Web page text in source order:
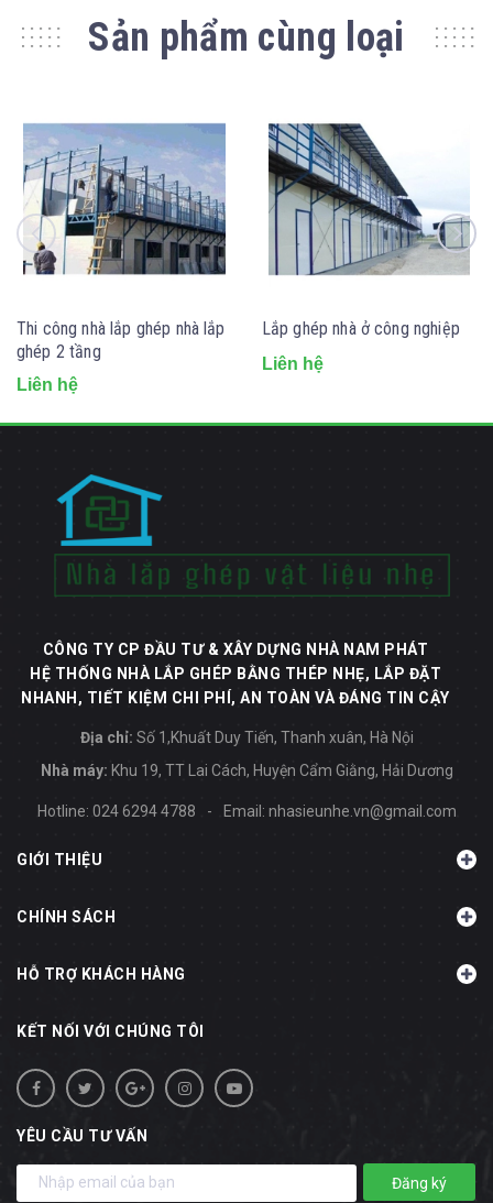
Sản phẩm cùng loại
Thi công nhà lắp ghép nhà lắp
ghép 2 tầng
Liên hệ
Lắp ghép nhà ở công nghiệp
Liên hệ
CÔNG TY CP ĐẦU TƯ & XÂY DỰNG NHÀ NAM PHÁT
HỆ THỐNG NHÀ LẮP GHÉP BẰNG THÉP NHẸ, LẮP ĐẶT
NHANH, TIẾT KIỆM CHI PHÍ, AN TOÀN VÀ ĐÁNG TIN CẬY
Địa chỉ: Số 1,Khuất Duy Tiến, Thanh xuân, Hà Nội
Nhà máy: Khu 19, TT Lai Cách, Huyện Cẩm Giằng, Hải Dương
Hotline: 024 6294 4788 - Email: nhasieunhe.vn@gmail.com
GIỚI THIỆU
CHÍNH SÁCH
HỖ TRỢ KHÁCH HÀNG
KẾT NỐI VỚI CHÚNG TÔI
YÊU CẦU TƯ VẤN
Đăng ký